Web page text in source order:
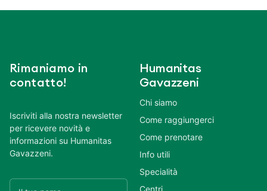
Rimaniamo in
contatto!
Iscriviti alla nostra newsletter
per ricevere novità e
informazioni su Humanitas
Gavazzeni.
Humanitas
Gavazzeni
Chi siamo
Come raggiungerci
Come prenotare
Info utili
Specialità
Centri